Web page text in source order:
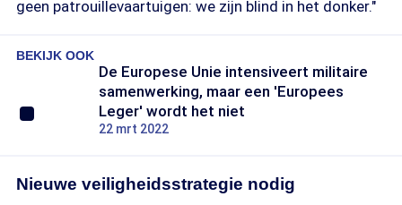
geen patrouillevaartuigen: we zijn blind in het donker."
BEKIJK OOK
De Europese Unie intensiveert militaire
samenwerking, maar een 'Europees
Leger' wordt het niet
22 mrt 2022
Nieuwe veiligheidsstrategie nodig